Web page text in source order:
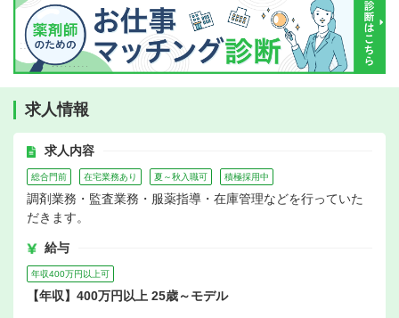
求人情報
求人内容
総合門前 在宅業務あり 夏～秋入職可 積極採用中
調剤業務・監査業務・服薬指導・在庫管理などを行っていた
だきます。
給与
年収400万円以上可
【年収】400万円以上 25歳～モデル